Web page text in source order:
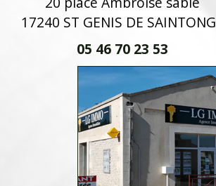
17240 ST GENIS DE
05 46 70 23 53